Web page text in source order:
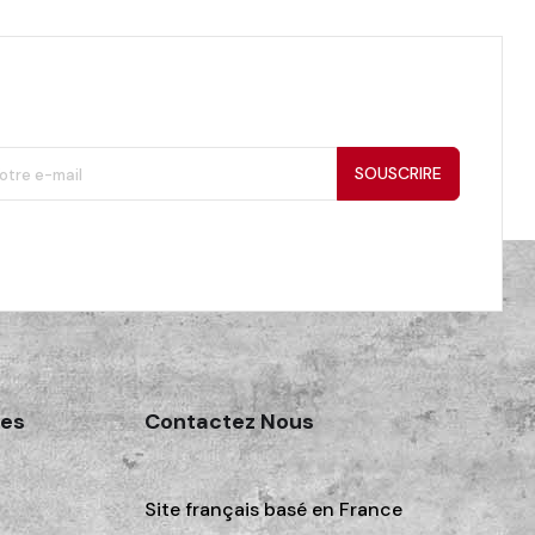
SOUSCRIRE
Contactez Nous
Site français basé en France